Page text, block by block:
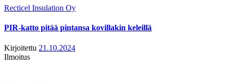
Recticel Insulation Oy
PIR-katto pitää pintansa kovillakin keleillä
Kirjoitettu 21.10.2024
Ilmoitus